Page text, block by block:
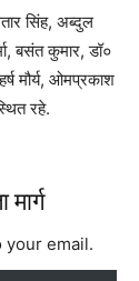
सिंह, अब्दुल
बसंत कुमार, डॉ०
मौर्य, ओमप्रकाश
रहे.
email.